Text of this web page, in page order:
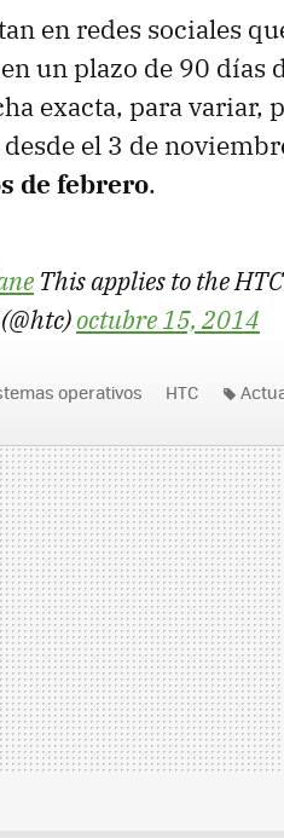
en redes sociales
un plazo de 90
exacta, para variar,
el 3 de
de febrero.
This applies to the
octubre 15, 2014
operativos HTC